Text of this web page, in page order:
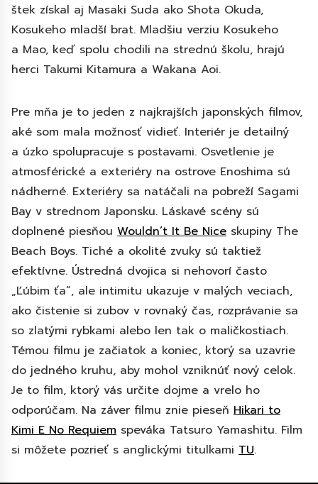
štek získal aj Masaki Suda ako Shota Okuda,
Kosukeho mladší brat. Mladšiu verziu Kosukeho
a Mao, keď spolu chodili na strednú školu, hrajú
herci Takumi Kitamura a Wakana Aoi.
Pre mňa je to jeden z najkrajších japonských filmov,
aké som mala možnosť vidieť. Interiér je detailný
a úzko spolupracuje s postavami. Osvetlenie je
atmosférické a exteriéry na ostrove Enoshima sú
nádherné. Exteriéry sa natáčali na pobreží Sagami
Bay v strednom Japonsku. Láskavé scény sú
doplnené piesňou Wouldn’t It Be Nice skupiny The
Beach Boys. Tiché a okolité zvuky sú taktiež
efektívne. Ústredná dvojica si nehovorí často
„Ľúbim ťa“, ale intimitu ukazuje v malých veciach,
ako čistenie si zubov v rovnaký čas, rozprávanie sa
so zlatými rybkami alebo len tak o maličkostiach.
Témou filmu je začiatok a koniec, ktorý sa uzavrie
do jedného kruhu, aby mohol vzniknúť nový celok.
Je to film, ktorý vás určite dojme a vrelo ho
odporúčam. Na záver filmu znie pieseň Hikari to
Kimi E No Requiem speváka Tatsuro Yamashitu. Film
si môžete pozrieť s anglickými titulkami TU.